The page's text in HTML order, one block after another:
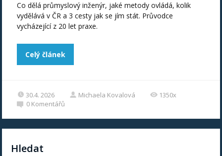
Co dělá průmyslový inženýr, jaké metody ovládá, kolik
vydělává v ČR a 3 cesty jak se jím stát. Průvodce
vycházející z 20 let praxe.
Celý článek
30.4. 2026 Michaela Kovalová
1350x
0 Komentářů
Hledat